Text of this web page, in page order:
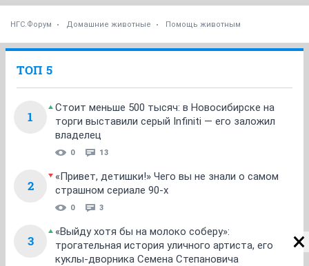
НГС.Форум Домашние животные Помощь животным
ТОП 5
1
Стоит меньше 500 тысяч: в Новосибирске на
торги выставили серый Infiniti — его заложил
владелец
0 13
2
«Привет, детишки!» Чего вы не знали о самом
страшном сериале 90-х
0 3
3
«Выйду хотя бы на молоко соберу»:
трогательная история уличного артиста, его
куклы-дворника Семена Степановича